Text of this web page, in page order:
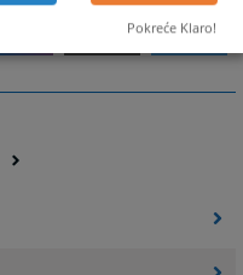
Pokreće Klaro!